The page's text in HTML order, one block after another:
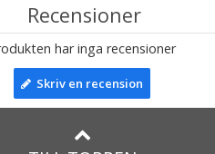
Recensioner
har inga recensioner
Skriv en recension